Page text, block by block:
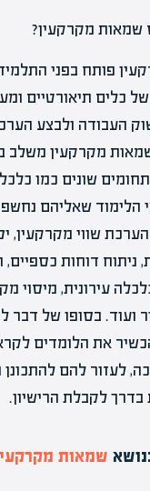
שמאות מקרקעין?
פותח בפני
כלים תיאורטיים
העבודה ולבצע
מקרקעין משלב
שונים כמו
הלימוד שאליהם
שווי מקרקעין,
דוחות
כלכלה עירונית, מיסוי
ועוד. בסופו של דבר
את הלומדים
לעזור להם להתכונן
לקבלת הרישיון.
שמאות